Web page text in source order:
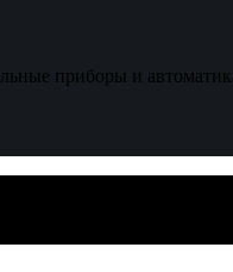
приборы и